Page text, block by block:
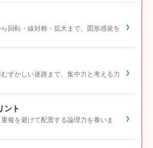
回転・線対称・拡大まで、図形感覚を
›
ずかしい迷路まで、集中力と考える力
›
ント
複を避けて配置する論理力を養いま
›